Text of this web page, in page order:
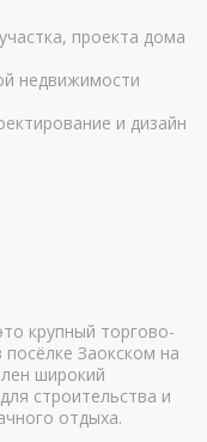
проекта дома
недвижимости
и дизайн
крупный торгово-
Заокском на
широкий
строительства и
отдыха.